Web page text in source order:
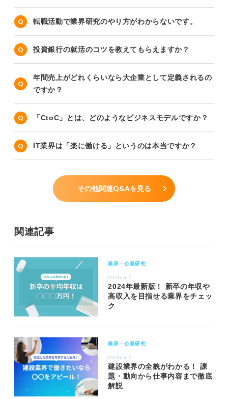
転職活動で業界研究のやり方がわからないです。
投資銀行の就活のコツを教えてもらえますか？
年間売上がどれくらいなら大企業として定義されるの
ですか？
「CtoC」とは、どのようなビジネスモデルですか？
IT業界は「楽に働ける」というのは本当ですか？
その他関連Q&Aを見る
関連記事
業界・企業研究
2026.6.5
2024年最新版！ 新卒の年収や
高収入を目指せる業界をチェッ
ク
業界・企業研究
2026.6.5
建設業界の全貌がわかる！ 課
題・動向から仕事内容まで徹底
解説